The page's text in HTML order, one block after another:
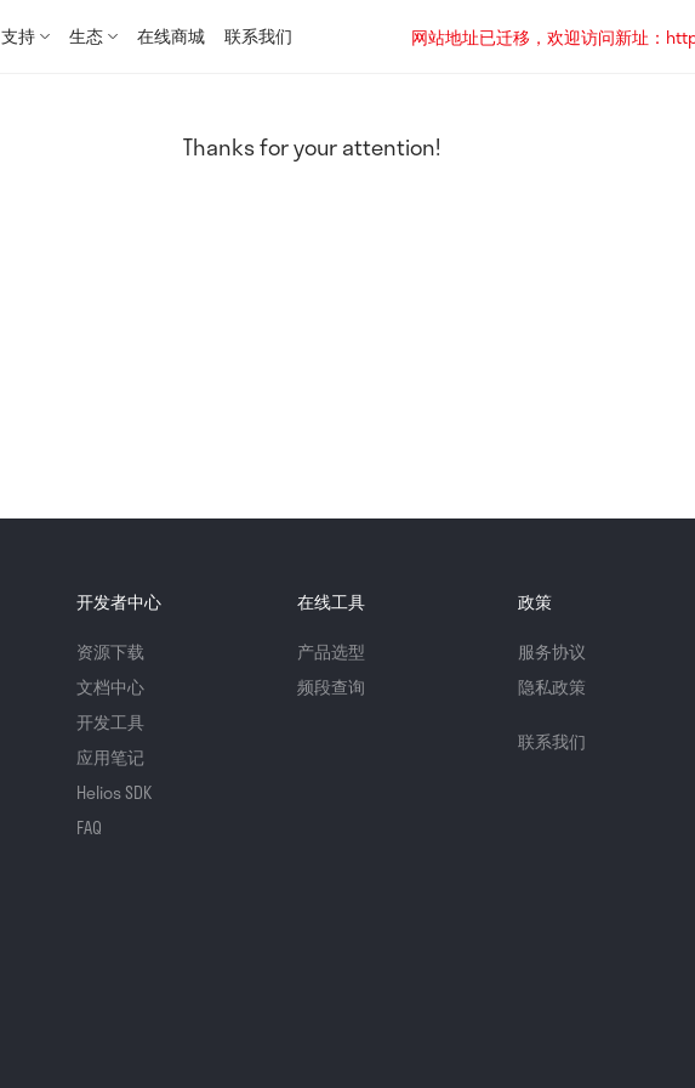
支持 生态 在线商城 联系我们
网站地址已迁移，欢迎访问新址：
Thanks for your attention!
开发者中心
资源下载
文档中心
开发工具
应用笔记
Helios SDK
FAQ
在线工具
产品选型
频段查询
政策
服务协议
隐私政策
联系我们